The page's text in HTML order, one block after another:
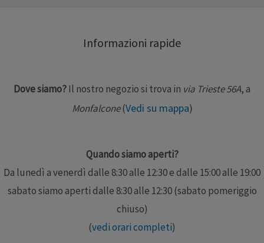
Informazioni rapide
Dove siamo?Il nostro negozio si trova in via Trieste 56A, a
Monfalcone(Vedi su mappa)
Quando siamo aperti?
Da lunedì a venerdì dalle 8:30 alle 12:30 e dalle 15:00 alle 19:00
sabato siamo aperti dalle 8:30 alle 12:30 (sabato pomeriggio
chiuso)
(vedi orari completi)